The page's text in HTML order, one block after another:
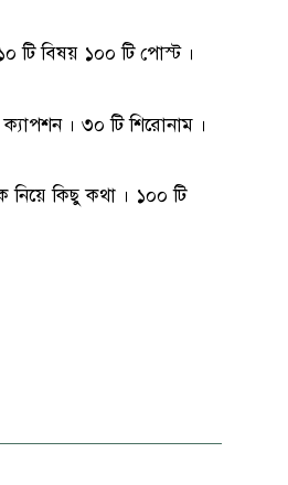
টি বিষয় ১০০ টি পোস্ট ।
। ৩০ টি শিরোনাম ।
নিয়ে কিছু কথা । ১০০ টি